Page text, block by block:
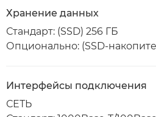
Хранение данных
Стандарт: (SSD) 256 ГБ
Опционально: (SSD-
Интерфейсы подключения
СЕТЬ